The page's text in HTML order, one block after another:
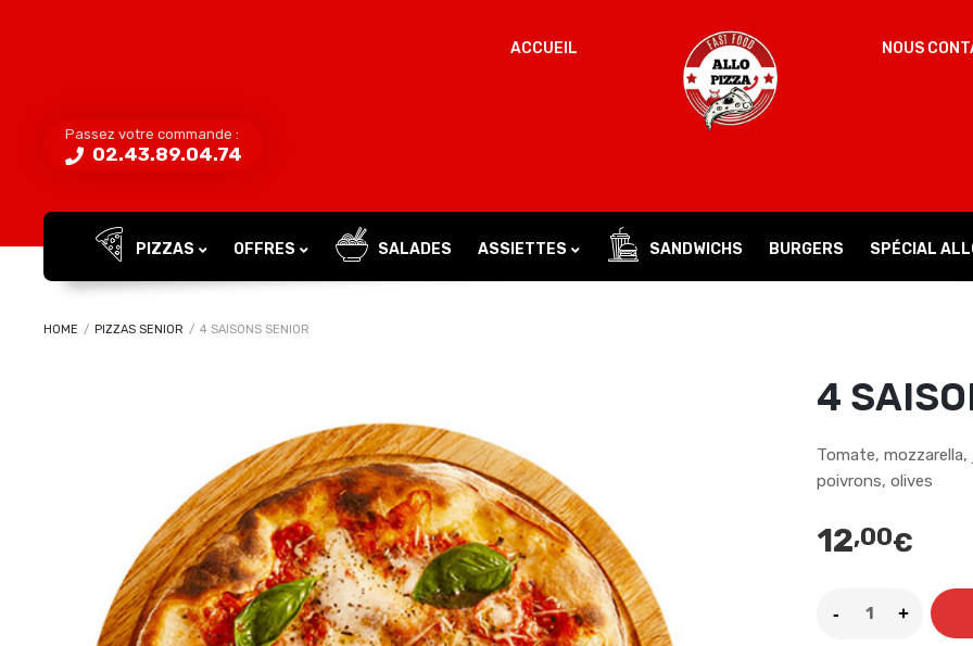
NOUS
ACCUEIL
Passez votre commande :
02.43.89.04.74
IDENTIFICATION
Mot de passe perdu ?
PIZZAS OFFRES SALADES ASSIETTES SANDWICHS BURGERS SPÉCIAL
HOME / PIZZAS SENIOR / 4 SAISONS SENIOR
4
Tomate,
poivrons, olives
12,00€